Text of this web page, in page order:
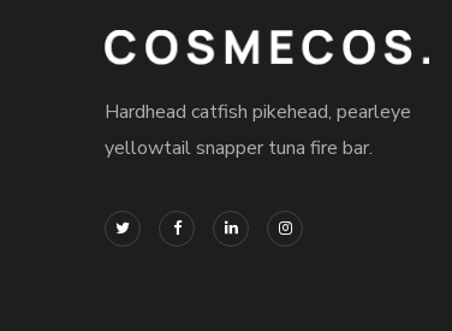
Hardhead catfish pikehead, pearleye
yellowtail snapper tuna fire bar.